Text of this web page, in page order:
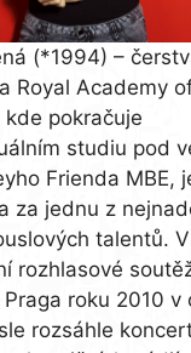
(*1994) –
Royal Academy
pokračuje
studiu pod
Frienda MBE,
za jednu z
talentů.
rozhlasové
roku 2010 v
rozsáhle